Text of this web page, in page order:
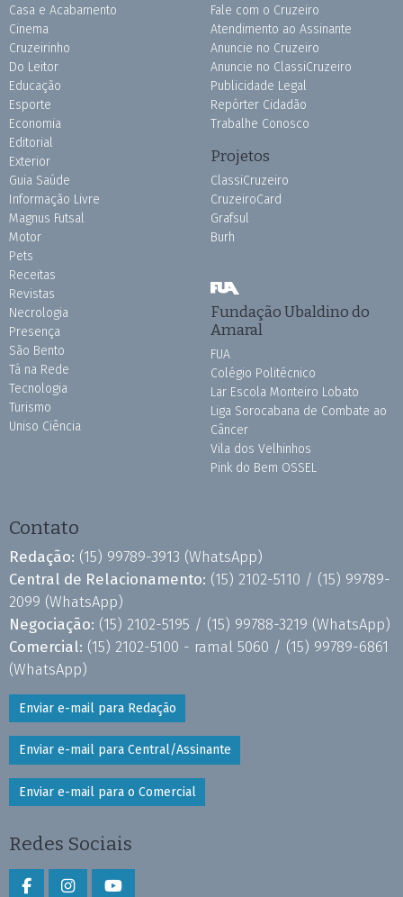
Casa e Acabamento
Cinema
Cruzeirinho
Do Leitor
Educação
Esporte
Economia
Editorial
Exterior
Guia Saúde
Informação Livre
Magnus Futsal
Motor
Pets
Receitas
Revistas
Necrologia
Presença
São Bento
Tá na Rede
Tecnologia
Turismo
Uniso Ciência
Fale com o Cruzeiro
Atendimento ao Assinante
Anuncie no Cruzeiro
Anuncie no ClassiCruzeiro
Publicidade Legal
Repórter Cidadão
Trabalhe Conosco
Projetos
ClassiCruzeiro
CruzeiroCard
Grafsul
Burh
Fundação Ubaldino do
Amaral
FUA
Colégio Politécnico
Lar Escola Monteiro Lobato
Liga Sorocabana de Combate ao
Câncer
Vila dos Velhinhos
Pink do Bem OSSEL
Contato
Redação: (15) 99789-3913 (WhatsApp)
Central de Relacionamento: (15) 2102-5110 / (15) 99789-
2099 (WhatsApp)
Negociação: (15) 2102-5195 / (15) 99788-3219 (WhatsApp)
Comercial: (15) 2102-5100 - ramal 5060 / (15) 99789-6861
(WhatsApp)
Enviar e-mail para Redação
Enviar e-mail para Central/Assinante
Enviar e-mail para o Comercial
Redes Sociais